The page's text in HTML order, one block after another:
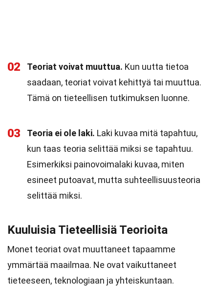
02 Teoriat voivat muuttua. Kun uutta tietoa
saadaan, teoriat voivat kehittyä tai muuttua.
Tämä on tieteellisen tutkimuksen luonne.
03 Teoria ei ole laki. Laki kuvaa mitä tapahtuu,
kun taas teoria selittää miksi se tapahtuu.
Esimerkiksi painovoimalaki kuvaa, miten
esineet putoavat, mutta suhteellisuusteoria
selittää miksi.
Kuuluisia Tieteellisiä Teorioita
Monet teoriat ovat muuttaneet tapaamme
ymmärtää maailmaa. Ne ovat vaikuttaneet
tieteeseen, teknologiaan ja yhteiskuntaan.